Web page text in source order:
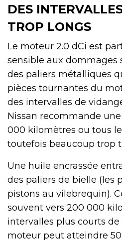
DES
TROP LONGS
Le moteur 2.0 dCi est
sensible aux dommages
des paliers métalliques
pièces tournantes du
des intervalles de
Nissan recommande
000 kilomètres ou tous
toutefois beaucoup trop
Une huile encrassée
des paliers de bielle (les
pistons au vilebrequin).
souvent vers 200 000
intervalles plus courts
moteur peut atteindre